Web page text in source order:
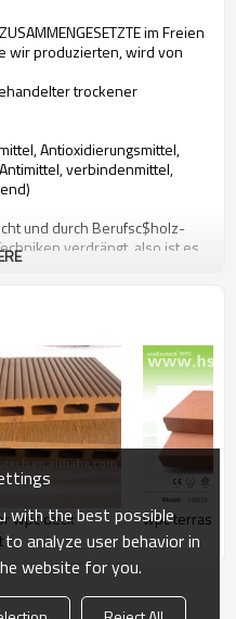
im Freien
wir produzierten, wird von
trockener
Antioxidierungsmittel,
verbindenmittel,
und durch Berufsc$holz-
verdrängt, also ist es
und zurückführbares
dem Folgen von Attributen
von -29°C zu +51°C
Gefühl
langlebiges Gut
wpc deck
wpc terrasse
with the best possible
analyze user behavior in
website for you.